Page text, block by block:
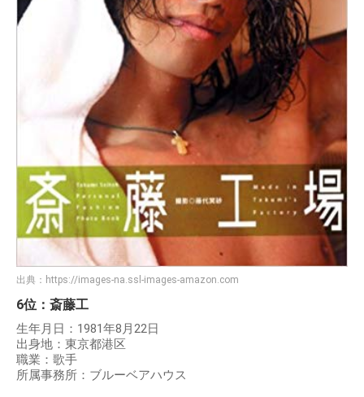
出典： https://images-na.ssl-images-amazon.com
6位：斎藤工
生年月日：1981年8月22日
出身地：東京都港区
職業：歌手
所属事務所：ブルーベアハウス